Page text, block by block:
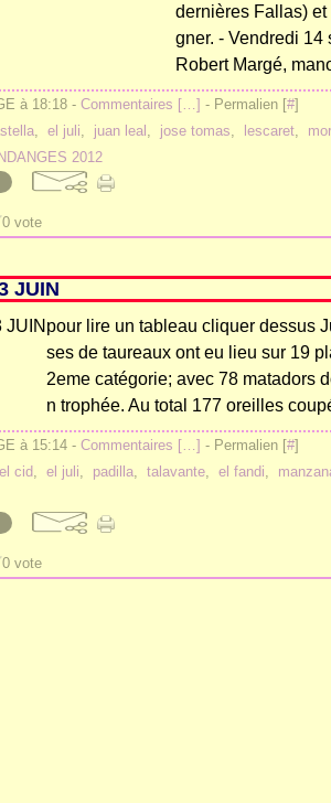
dernières Fallas)
gner. - Vendredi 14
Robert Margé,
à 18:18 - Commentaires […] - Permalien [#]
, el juli, juan leal , jose tomas, lescaret,
2012
0 vote
JUIN
pour lire un tableau cliquer dessus
ses de taureaux ont eu lieu sur 19
2eme catégorie; avec 78 matadors
n trophée. Au total 177 oreilles
à 15:14 - Commentaires […] - Permalien [#]
el cid, el juli, padilla, talavante, el fandi,
0 vote